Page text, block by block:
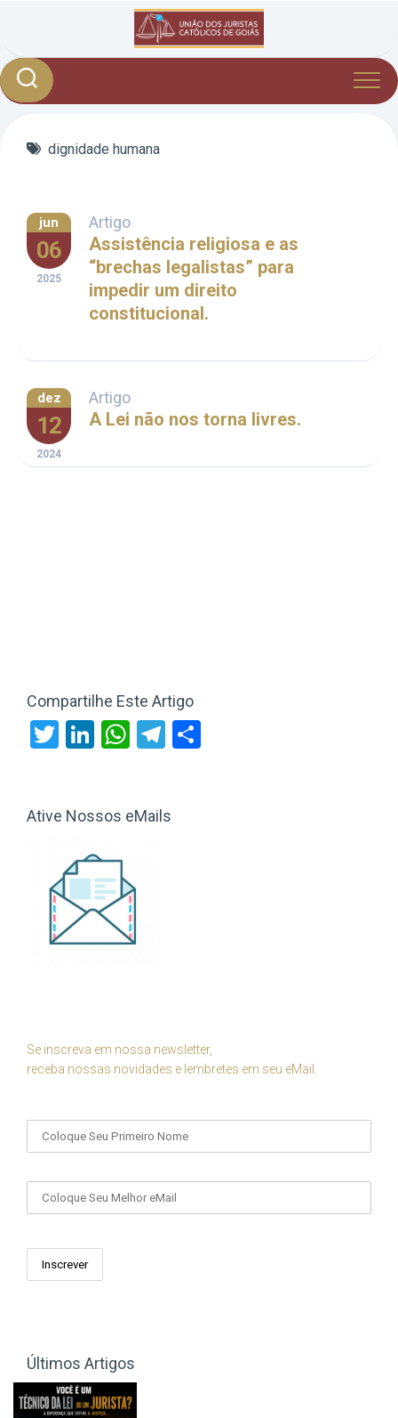
dignidade humana
jun
06
2025
Artigo
Assistência religiosa e as
“brechas legalistas” para
impedir um direito
constitucional.
dez
12
2024
Artigo
A Lei não nos torna livres.
Compartilhe Este Artigo
Twitter
LinkedIn
WhatsApp
Telegram
Ative Nossos eMails
Se inscreva em nossa newsletter,
receba nossas novidades e lembretes em seu eMail.
Últimos Artigos